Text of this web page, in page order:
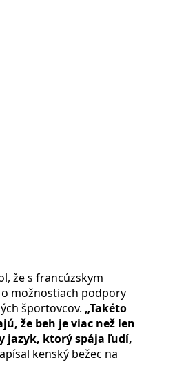
že s francúzskym
možnostiach podpory
športovcov. „Takéto
že beh je viac než len
jazyk, ktorý spája ľudí,
kenský bežec na